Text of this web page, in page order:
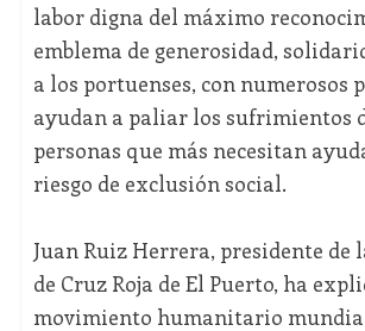
labor digna del máximo
emblema de generosidad,
a los portuenses, con numerosos
ayudan a paliar los sufrimientos
personas que más necesitan
riesgo de exclusión social.
Juan Ruiz Herrera, presidente de
de Cruz Roja de El Puerto, ha
movimiento humanitario